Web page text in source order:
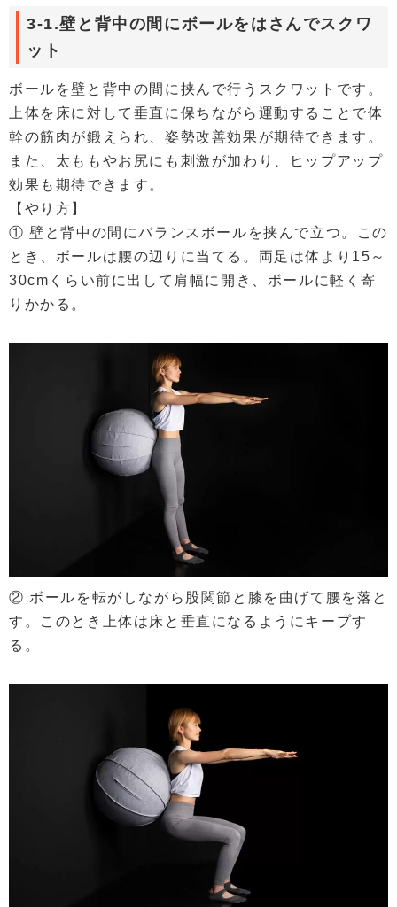
3-1.壁と背中の間にボールをはさんでスクワ
ット
ボールを壁と背中の間に挟んで行うスクワットです。
上体を床に対して垂直に保ちながら運動することで体
幹の筋肉が鍛えられ、姿勢改善効果が期待できます。
また、太ももやお尻にも刺激が加わり、ヒップアップ
効果も期待できます。
【やり方】
① 壁と背中の間にバランスボールを挟んで立つ。この
とき、ボールは腰の辺りに当てる。両足は体より15～
30cmくらい前に出して肩幅に開き、ボールに軽く寄
りかかる。
② ボールを転がしながら股関節と膝を曲げて腰を落と
す。このとき上体は床と垂直になるようにキープす
る。